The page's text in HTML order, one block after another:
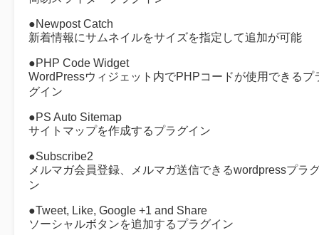
●Newpost Catch
新着情報にサムネイルをサイズを指定して追加が可能
●PHP Code Widget
WordPressウィジェット内でPHPコードが使用できるプ
グイン
●PS Auto Sitemap
サイトマップを作成するプラグイン
●Subscribe2
メルマガ会員登録、メルマガ送信できるwordpressプラ
ン
●Tweet, Like, Google +1 and Share
ソーシャルボタンを追加するプラグイン